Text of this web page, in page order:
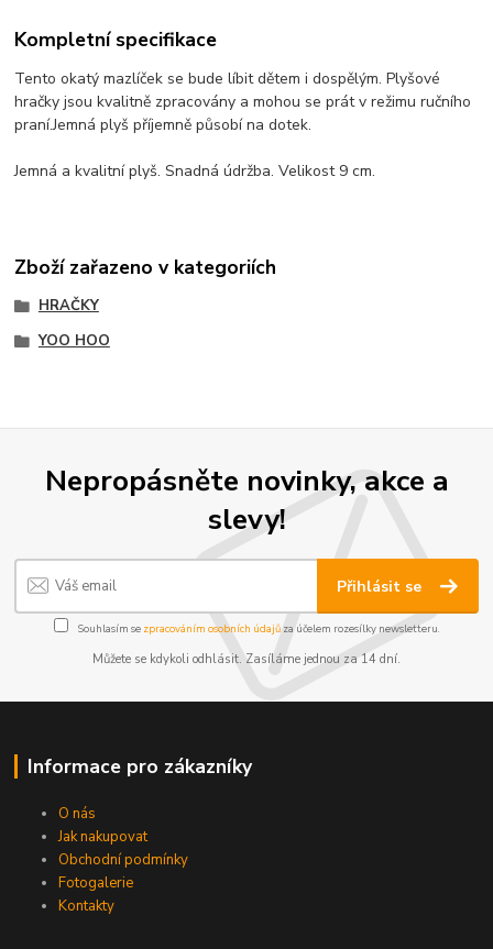
Kompletní specifikace
Tento okatý mazlíček se bude líbit dětem i dospělým. Plyšové
hračky jsou kvalitně zpracovány a mohou se prát v režimu ručního
praní.Jemná plyš příjemně působí na dotek.
Jemná a kvalitní plyš. Snadná údržba. Velikost 9 cm.
Zboží zařazeno v kategoriích
HRAČKY
YOO HOO
Nepropásněte novinky, akce a
slevy!
Přihlásit se
Souhlasím se zpracováním osobních údajůza účelem rozesílky newsletteru.
Můžete se kdykoli odhlásit. Zasíláme jednou za 14 dní.
Informace pro zákazníky
O nás
Jak nakupovat
Obchodní podmínky
Fotogalerie
Kontakty